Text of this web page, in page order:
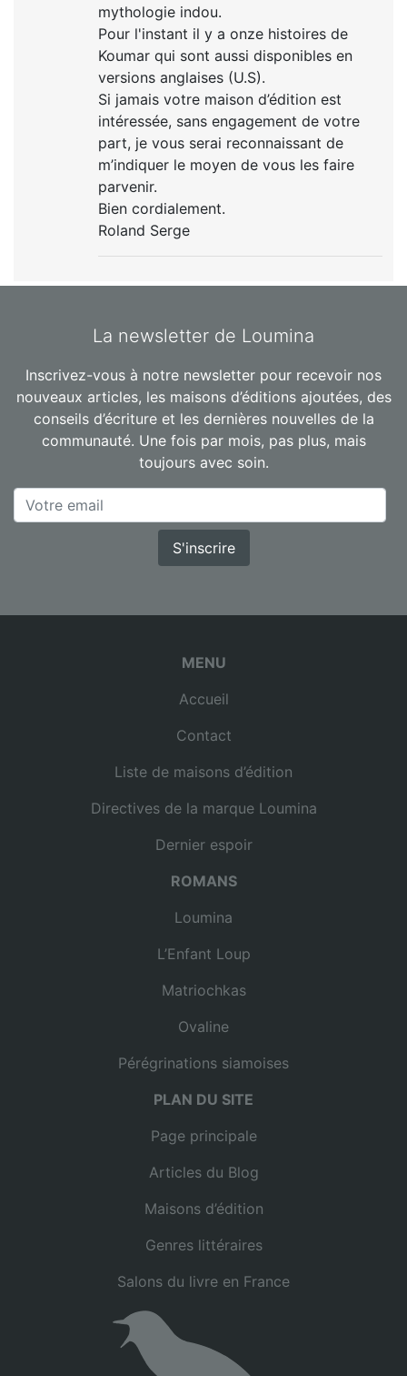
mythologie indou.
Pour l'instant il y a onze histoires de
Koumar qui sont aussi disponibles en
versions anglaises (U.S).
Si jamais votre maison d’édition est
intéressée, sans engagement de votre
part, je vous serai reconnaissant de
m’indiquer le moyen de vous les faire
parvenir.
Bien cordialement.
Roland Serge
La newsletter de Loumina
Inscrivez-vous à notre newsletter pour recevoir nos
nouveaux articles, les maisons d’éditions ajoutées, des
conseils d’écriture et les dernières nouvelles de la
communauté. Une fois par mois, pas plus, mais
toujours avec soin.
S'inscrire
MENU
Accueil
Contact
Liste de maisons d’édition
Directives de la marque Loumina
Dernier espoir
ROMANS
Loumina
L’Enfant Loup
Matriochkas
Ovaline
Pérégrinations siamoises
PLAN DU SITE
Page principale
Articles du Blog
Maisons d’édition
Genres littéraires
Salons du livre en France